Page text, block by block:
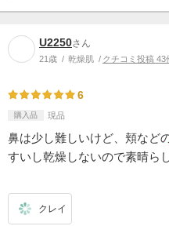
U2250さん
21歳 乾燥肌 クチコミ投稿 43
6
購入品 現品
鼻は少し難しいけど、頬など
すいし乾燥しないので素晴らし
クレイ